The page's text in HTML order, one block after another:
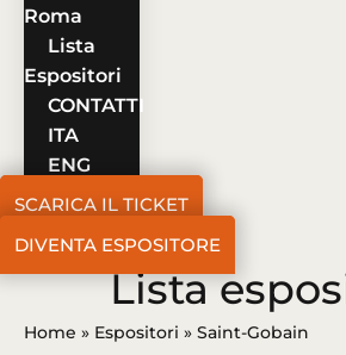
Roma
Lista
Espositori
CONTATTI
ITA
ENG
SCARICA IL TICKET
DIVENTA ESPOSITORE
Lista
Home » Espositori » Saint-Gobain